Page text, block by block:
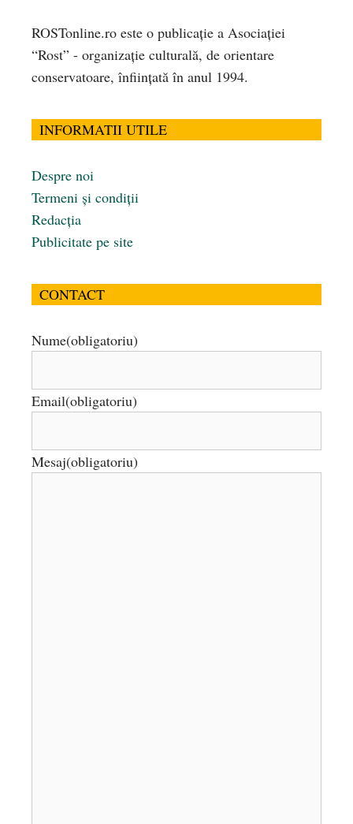
ROSTonline.ro este o publicaţie a Asociaţiei
“Rost” - organizaţie culturală, de orientare
conservatoare, înfiinţată în anul 1994.
INFORMATII UTILE
Despre noi
Termeni și condiții
Redacția
Publicitate pe site
CONTACT
Nume(obligatoriu)
Email(obligatoriu)
Mesaj(obligatoriu)